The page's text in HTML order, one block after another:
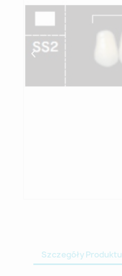
Szczegóły Produktu